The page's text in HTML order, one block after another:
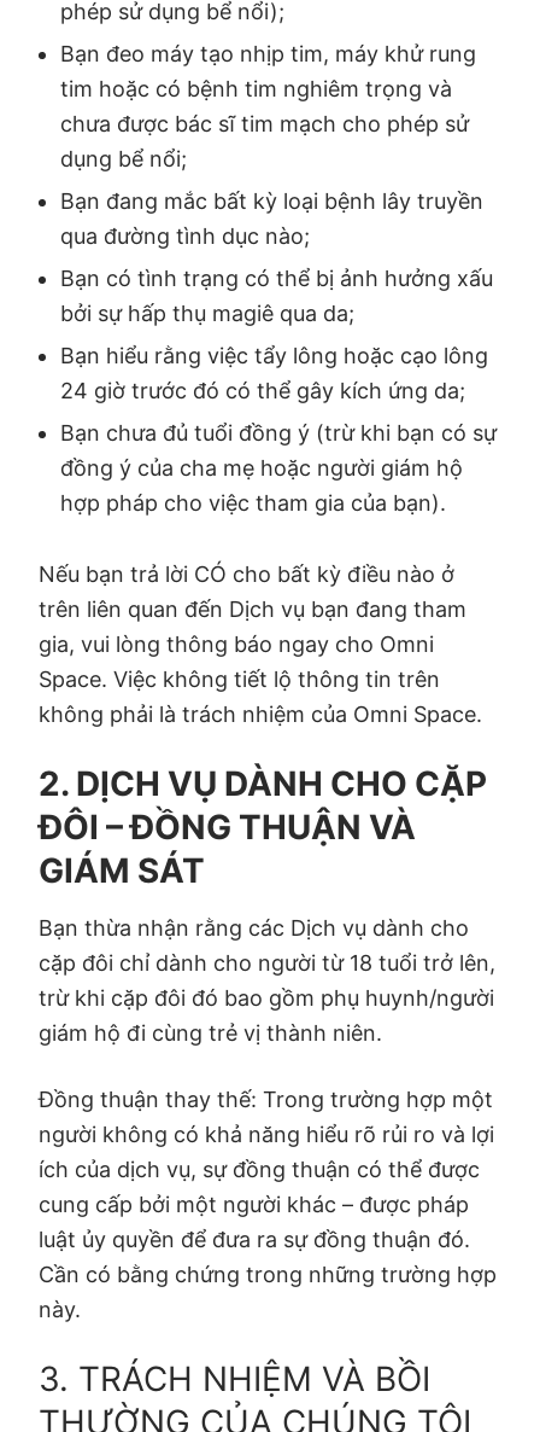
phép sử dụng bể nổi);
Bạn đeo máy tạo nhịp tim, máy khử rung
tim hoặc có bệnh tim nghiêm trọng và
chưa được bác sĩ tim mạch cho phép sử
dụng bể nổi;
Bạn đang mắc bất kỳ loại bệnh lây truyền
qua đường tình dục nào;
Bạn có tình trạng có thể bị ảnh hưởng xấu
bởi sự hấp thụ magiê qua da;
Bạn hiểu rằng việc tẩy lông hoặc cạo lông
24 giờ trước đó có thể gây kích ứng da;
Bạn chưa đủ tuổi đồng ý (trừ khi bạn có sự
đồng ý của cha mẹ hoặc người giám hộ
hợp pháp cho việc tham gia của bạn).
Nếu bạn trả lời CÓ cho bất kỳ điều nào ở
trên liên quan đến Dịch vụ bạn đang tham
gia, vui lòng thông báo ngay cho Omni
Space. Việc không tiết lộ thông tin trên
không phải là trách nhiệm của Omni Space.
2. DỊCH VỤ DÀNH CHO CẶP
ĐÔI – ĐỒNG THUẬN VÀ
GIÁM SÁT
Bạn thừa nhận rằng các Dịch vụ dành cho
cặp đôi chỉ dành cho người từ 18 tuổi trở lên,
trừ khi cặp đôi đó bao gồm phụ huynh/người
giám hộ đi cùng trẻ vị thành niên.
Đồng thuận thay thế: Trong trường hợp một
người không có khả năng hiểu rõ rủi ro và lợi
ích của dịch vụ, sự đồng thuận có thể được
cung cấp bởi một người khác – được pháp
luật ủy quyền để đưa ra sự đồng thuận đó.
Cần có bằng chứng trong những trường hợp
này.
3. TRÁCH NHIỆM VÀ BỒI
THƯỜNG CỦA CHÚNG TÔI